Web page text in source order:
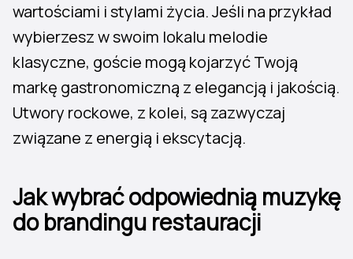
wartościami i stylami życia. Jeśli na przykład
wybierzesz w swoim lokalu melodie
klasyczne, goście mogą kojarzyć Twoją
markę gastronomiczną z elegancją i jakością.
Utwory rockowe, z kolei, są zazwyczaj
związane z energią i ekscytacją.
Jak wybrać odpowiednią muzykę
do brandingu restauracji